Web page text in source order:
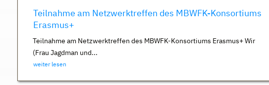
Teilnahme am Netzwerktreffen des MBWFK-Konsortiums
Erasmus+
Teilnahme am Netzwerktreffen des MBWFK-Konsortiums Erasmus+ Wir
(Frau Jagdman und...
weiter lesen